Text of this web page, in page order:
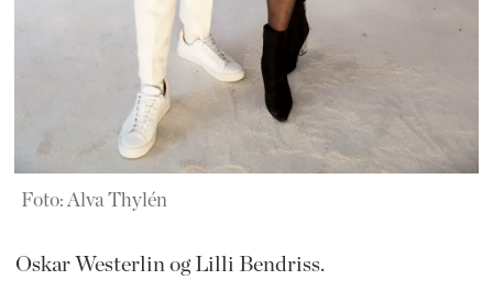
Foto: Alva Thylén
Oskar Westerlin og Lilli Bendriss.